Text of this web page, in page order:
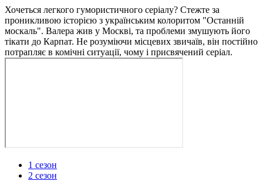
Хочеться легкого гумористичного серіалу? Стежте за
проникливою історією з українським колоритом "Останній
москаль". Валера жив у Москві, та проблеми змушують його
тікати до Карпат. Не розуміючи місцевих звичаїв, він постійно
потрапляє в комічні ситуації, чому і присвячений серіал.
1 сезон
2 сезон